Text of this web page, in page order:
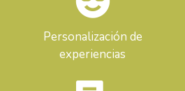
Personalización de
experiencias